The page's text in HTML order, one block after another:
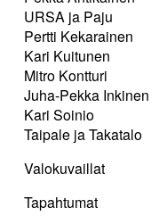
URSA ja Paju
Pertti Kekarainen
Kari Kuitunen
Mitro Kontturi
Juha-Pekka Inkinen
Kari Soinio
Taipale ja Takatalo
Valokuvaillat
Tapahtumat